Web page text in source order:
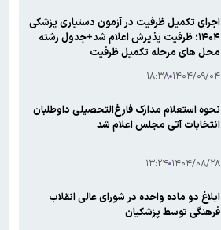
اجرای تکمیل ظرفیت در آزمون دستیاری پزشکی
۱۴۰۴؛ ظرفیت پذیرش اعلام شد+جدول رشته
محل های مرحله تکمیل ظرفیت
۱۴۰۴/۰۹/۰۴ ۱۸:۳۸
نحوه استعلام مدارک فارغ‌التحصیلی داوطلبان
انتخابات آتی مجلس اعلام شد
۱۴۰۴/۰۸/۲۸ ۱۳:۲۴
ابلاغ دو ماده واحده در شورای عالی انقلاب
فرهنگی توسط پزشکیان